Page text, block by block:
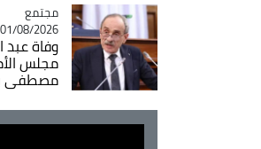
Catégorie
مجتمع
01/08/2026 - 11:34
وفاة
مجلس
مصطفى